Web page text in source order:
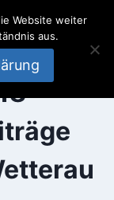
Website weiter
aus.